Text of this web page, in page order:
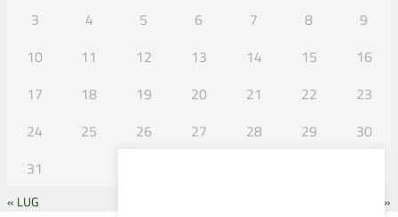
3
4 5 6 7 8
9
10
11 12 13 14 15
16
17
18 19 20 21 22
23
24
25 26 27 28 29
30
31
« LUG SET »